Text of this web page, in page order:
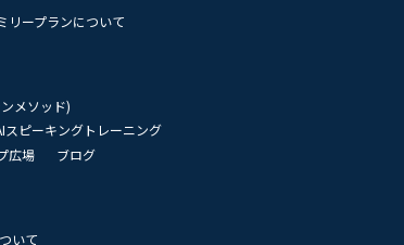
リープランについて
メソッド)
スピーキングトレーニング
広場
ブログ
いて